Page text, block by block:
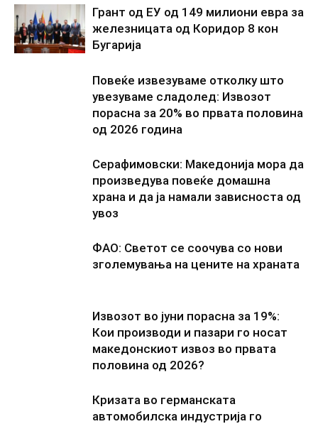
Грант од ЕУ од 149 милиони евра за
железницата од Коридор 8 кон
Бугарија
Повеќе извезуваме отколку што
увезуваме сладолед: Извозот
порасна за 20% во првата половина
од 2026 година
Серафимовски: Македонија мора да
произведува повеќе домашна
храна и да ја намали зависноста од
увоз
ФАО: Светот се соочува со нови
зголемувања на цените на храната
Извозот во јуни порасна за 19%:
Кои производи и пазари го носат
македонскиот извоз во првата
половина од 2026?
Кризата во германската
автомобилска индустрија го